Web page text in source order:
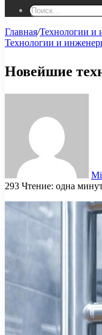
Главная/Технологии и
Технологии и
Новейшие
293 Чтение: одна